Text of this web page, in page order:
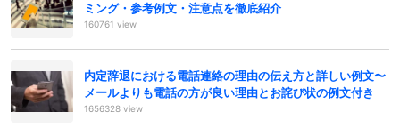
ミング・参考例文・注意点を徹底紹介
160761 view
内定辞退における電話連絡の理由の伝え方と詳しい例文〜
メールよりも電話の方が良い理由とお詫び状の例文付き
1656328 view